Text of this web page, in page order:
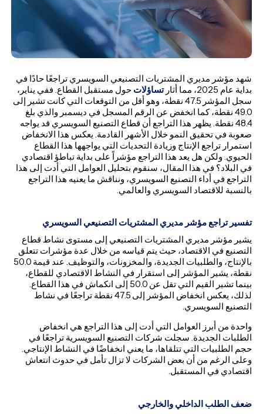
شهد مؤشر مديري المشتريات التصنيعي السويسري تراجعًا حادًا في
بداية عام 2025، مما أثار
تساؤلات حول مستقبل القطاع. ففي يناير،
سجل المؤشر 47.5 نقطة، وهو أقل من التوقعات التي كانت تشير إلى
49.0 نقطة، كما انخفض عن الرقم المسجل في ديسمبر والذي بلغ
48.4 نقطة. يظهر هذا التراجع أن قطاع التصنيع السويسري قد يواجه
صعوبة في تحقيق النمو خلال الأشهر القادمة. يعكس هذا الانخفاض
استمرار تراجع الإنتاج وزيادة التحديات التي يواجهها هذا القطاع
الحيوي. ولكن هل يعد هذا التراجع مؤشراً على بداية تباطؤ اقتصادي
في البلاد؟ في هذا المقال، سنقوم بتحليل العوامل التي أدت إلى هذا
التراجع في أداء التصنيع السويسري، ونناقش ما يعنيه هذا التراجع
بالنسبة للاقتصاد السويسري والعالمي.
تفسير تراجع مؤشر مديري المشتريات التصنيعي السويسري
يشير مؤشر مديري المشتريات التصنيعي إلى مستوى نشاط قطاع
التصنيع في الاقتصاد، حيث يتم قياسه من خلال عدة مؤشرات تتعلق
بالإنتاج، والطلبيات الجديدة، والمخزونات، والتوظيف. عند قيمة 50.0
نقطة، يشير المؤشر إلى استقرار في النشاط الاقتصادي للقطاع،
بينما تشير القيم التي تقل عن 50.0 إلى انكماش في هذا القطاع.
لذلك، يعكس انخفاض المؤشر إلى 47.5 نقطة تراجعًا في نشاط
التصنيع السويسري.
واحدة من أبرز العوامل التي أدت إلى هذا التراجع هي انخفاض
الطلبات الجديدة. سجلت شركات التصنيع السويسرية تراجعًا في
حجم الطلبيات التي تتلقاها، ما يعني انخفاضًا في النشاط الإنتاجي.
وعلى الرغم من أن بعض الشركات لا تزال تأمل في حدوث انتعاش
اقتصادي في المستقبل.
ضعف الطلب الداخلي والخارجي